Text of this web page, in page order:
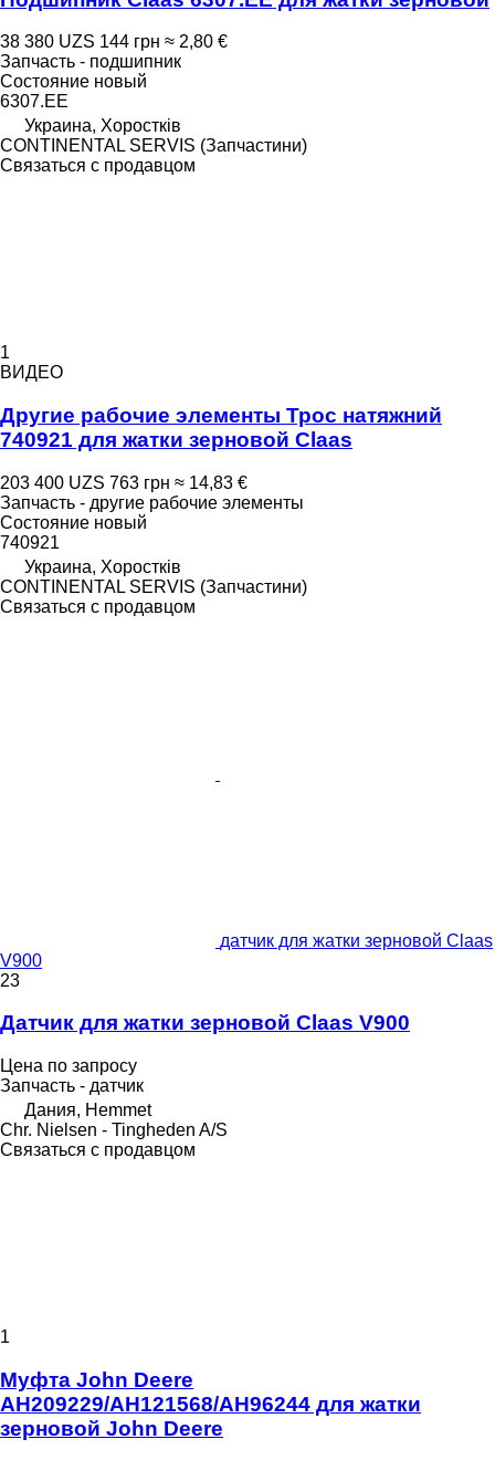
38 380 UZS 144 грн ≈ 2,80 €
Запчасть - подшипник
Состояние новый
6307.ЕЕ
Украина, Хоростків
CONTINENTAL SERVIS (Запчастини)
Связаться с продавцом
1
ВИДЕО
Другие рабочие элементы Трос натяжний
740921 для жатки зерновой Claas
203 400 UZS 763 грн ≈ 14,83 €
Запчасть - другие рабочие элементы
Состояние новый
740921
Украина, Хоростків
CONTINENTAL SERVIS (Запчастини)
Связаться с продавцом
датчик для жатки зерновой Claas
V900
23
Датчик для жатки зерновой Claas V900
Цена по запросу
Запчасть - датчик
Дания, Hemmet
Chr. Nielsen - Tingheden A/S
Связаться с продавцом
1
Муфта John Deere
AH209229/AH121568/AH96244 для жатки
зерновой John Deere